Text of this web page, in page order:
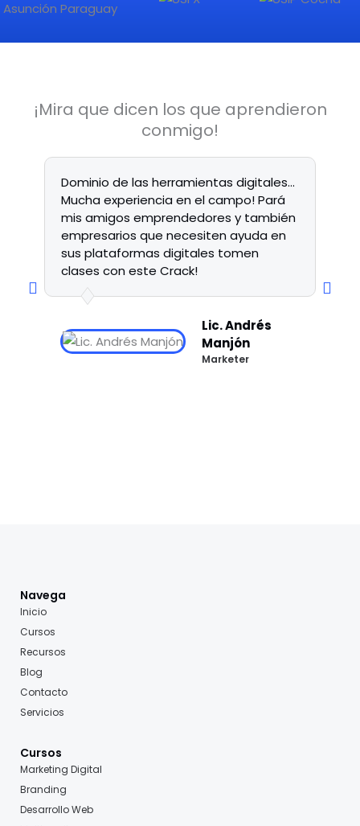
¡Mira que dicen los que aprendieron
conmigo!
Dominio de las herramientas digitales...
Mucha experiencia en el campo! Pará
mis amigos emprendedores y también
empresarios que necesiten ayuda en
sus plataformas digitales tomen
clases con este Crack!
Lic. Andrés
Manjón
Marketer
Navega
Inicio
Cursos
Recursos
Blog
Contacto
Servicios
Cursos
Marketing Digital
Branding
Desarrollo Web